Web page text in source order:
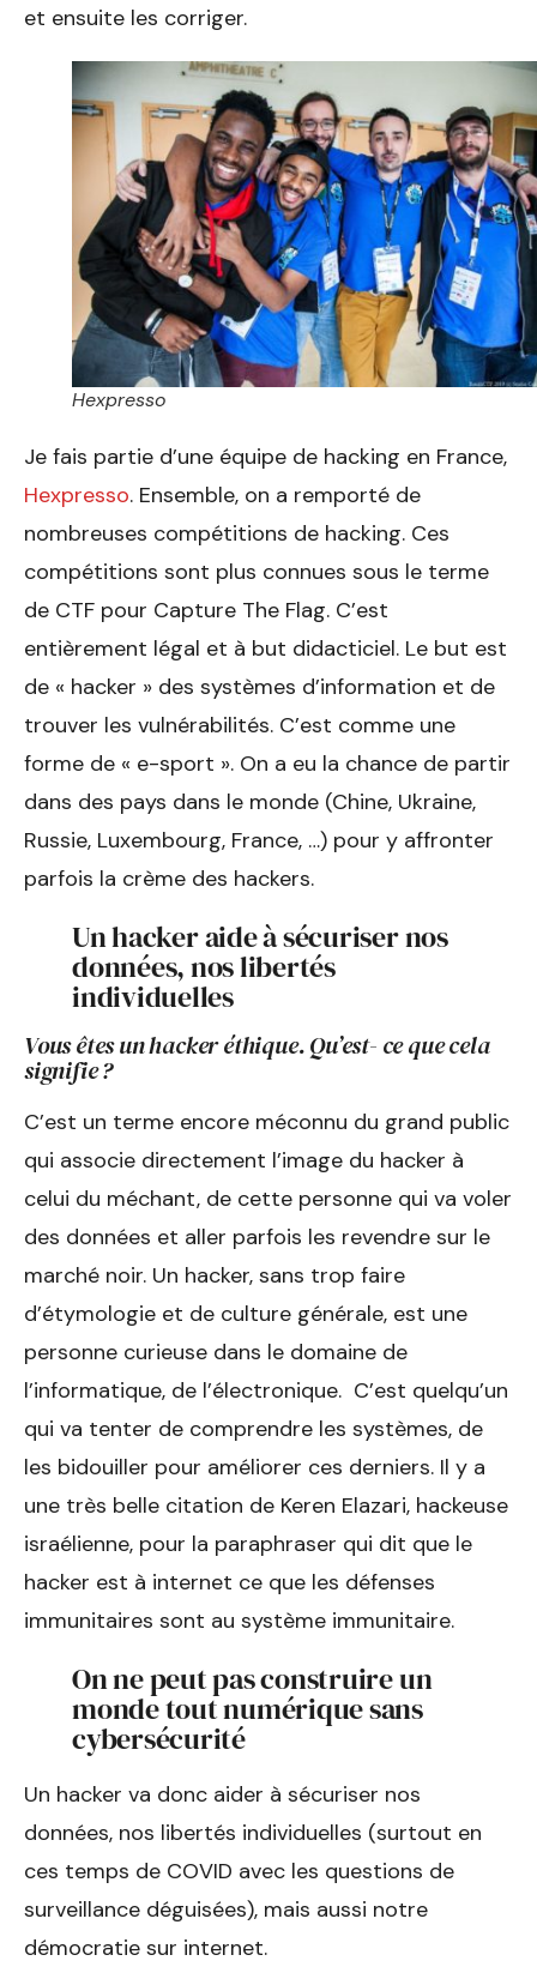
et ensuite les corriger.
Hexpresso
Je fais partie d’une équipe de hacking en France,
Hexpresso. Ensemble, on a remporté de
nombreuses compétitions de hacking. Ces
compétitions sont plus connues sous le terme
de CTF pour Capture The Flag. C’est
entièrement légal et à but didacticiel. Le but est
de « hacker » des systèmes d’information et de
trouver les vulnérabilités. C’est comme une
forme de « e-sport ». On a eu la chance de partir
dans des pays dans le monde (Chine, Ukraine,
Russie, Luxembourg, France, …) pour y affronter
parfois la crème des hackers.
Un hacker aide à sécuriser nos
données, nos libertés
individuelles
Vous êtes un hacker éthique. Qu’est- ce que cela
signifie ?
C’est un terme encore méconnu du grand public
qui associe directement l’image du hacker à
celui du méchant, de cette personne qui va voler
des données et aller parfois les revendre sur le
marché noir. Un hacker, sans trop faire
d’étymologie et de culture générale, est une
personne curieuse dans le domaine de
l’informatique, de l’électronique. C’est quelqu’un
qui va tenter de comprendre les systèmes, de
les bidouiller pour améliorer ces derniers. Il y a
une très belle citation de Keren Elazari, hackeuse
israélienne, pour la paraphraser qui dit que le
hacker est à internet ce que les défenses
immunitaires sont au système immunitaire.
On ne peut pas construire un
monde tout numérique sans
cybersécurité
Un hacker va donc aider à sécuriser nos
données, nos libertés individuelles (surtout en
ces temps de COVID avec les questions de
surveillance déguisées), mais aussi notre
démocratie sur internet.